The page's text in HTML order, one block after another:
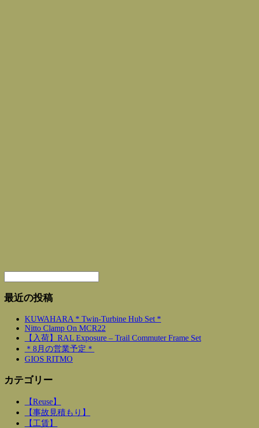
最近の投稿
KUWAHARA * Twin-Turbine Hub Set *
Nitto Clamp On MCR22
【入荷】RAL Exposure – Trail Commuter Frame Set
＊8月の営業予定＊
GIOS RITMO
カテゴリー
【Reuse】
【事故見積もり】
【工賃】